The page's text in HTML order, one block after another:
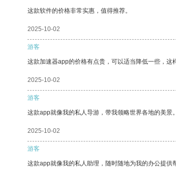
这款软件的价格非常实惠，值得推荐。
2025-10-02
游客
这款加速器app的价格有点贵，可以适当降低一些，这
2025-10-02
游客
这款app就像我的私人导游，带我领略世界各地的美景。
2025-10-02
游客
这款app就像我的私人助理，随时随地为我的办公提供